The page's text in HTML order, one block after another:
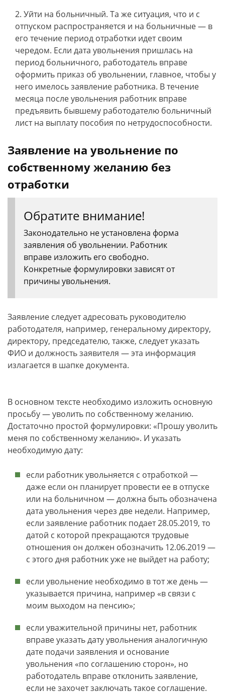
Уйти на больничный. Та же ситуация, что и с
отпуском распространяется и на больничные — в
его течение период отработки идет своим
чередом. Если дата увольнения пришлась на
период больничного, работодатель вправе
оформить приказ об увольнении, главное, чтобы у
него имелось заявление работника. В течение
месяца после увольнения работник вправе
предъявить бывшему работодателю больничный
лист на выплату пособия по нетрудоспособности.
Заявление на увольнение по
собственному желанию без
отработки
Обратите внимание!
Законодательно не установлена форма
заявления об увольнении. Работник
вправе изложить его свободно.
Конкретные формулировки зависят от
причины увольнения.
Заявление следует адресовать руководителю
работодателя, например, генеральному директору,
директору, председателю, также, следует указать
ФИО и должность заявителя — эта информация
излагается в шапке документа.
В основном тексте необходимо изложить основную
просьбу — уволить по собственному желанию.
Достаточно простой формулировки: «Прошу уволить
меня по собственному желанию». И указать
необходимую дату:
если работник увольняется с отработкой —
даже если он планирует провести ее в отпуске
или на больничном — должна быть обозначена
дата увольнения через две недели. Например,
если заявление работник подает 28.05.2019, то
датой с которой прекращаются трудовые
отношения он должен обозначить 12.06.2019 —
с этого дня работник уже не выйдет на работу;
если увольнение необходимо в тот же день —
указывается причина, например «в связи с
моим выходом на пенсию»;
если уважительной причины нет, работник
вправе указать дату увольнения аналогичную
дате подачи заявления и основание
увольнения «по соглашению сторон», но
работодатель вправе отклонить заявление,
если не захочет заключать такое соглашение.